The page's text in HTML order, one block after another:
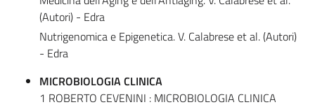
(Autori) - Edra
Nutrigenomica e Epigenetica. V. Calabrese et al. (Autori)
- Edra
MICROBIOLOGIA CLINICA
1 ROBERTO CEVENINI : MICROBIOLOGIA CLINICA